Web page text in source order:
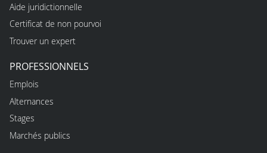
Aide juridictionnelle
Certificat de non pourvoi
Trouver un expert
PROFESSIONNELS
Emplois
Alternances
Stages
Marchés publics